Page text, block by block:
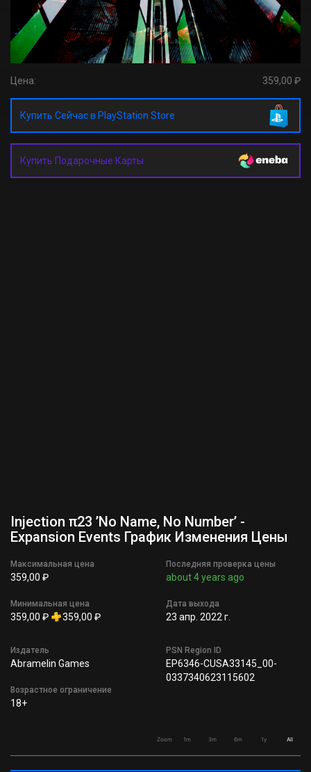
Цена: 359,00 ₽
Купить Сейчас в PlayStation Store
Купить Подарочные Карты
Injection π23 ’No Name, No Number’ -
Expansion Events График Изменения Цены
Максимальная цена
359,00 ₽
Минимальная цена
359,00 ₽ 359,00 ₽
Последняя проверка цены
about 4 years ago
Дата выхода
23 апр. 2022 г.
Издатель
Abramelin Games
Возрастное ограничение
18+
PSN Region ID
EP6346-CUSA33145_00-
0337340623115602
Zoom 1m 3m 6m 1y All